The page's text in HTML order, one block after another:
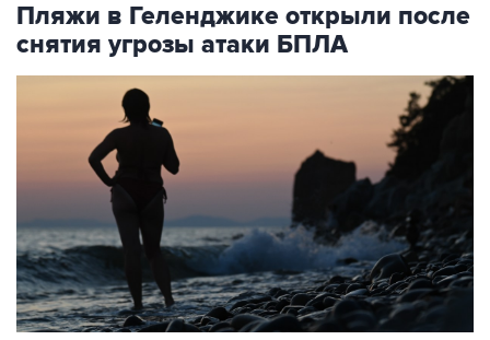
Пляжи в Геленджике открыли после
снятия угрозы атаки БПЛА